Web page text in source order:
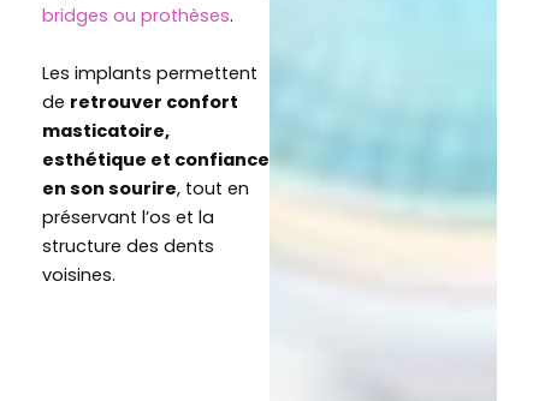
bridges ou prothèses.
Les implants permettent
de retrouver confort
masticatoire,
esthétique et confiance
en son sourire, tout en
préservant l’os et la
structure des dents
voisines.